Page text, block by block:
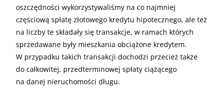
oszczędności wykorzystywaliśmy na co najmniej
częściową spłatę złotowego kredytu hipotecznego, ale też
na liczby te składały się transakcje, w ramach których
sprzedawane były mieszkania obciążone kredytem.
W przypadku takich transakcji dochodzi przecież także
do całkowitej, przedterminowej spłaty ciążącego
na danej nieruchomości długu.